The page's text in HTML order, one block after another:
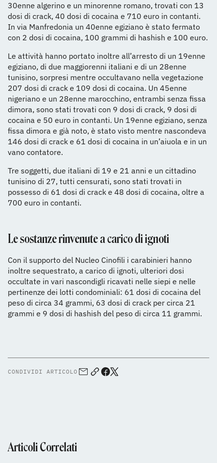
30enne algerino e un minorenne romano, trovati con 13
dosi di crack, 40 dosi di cocaina e 710 euro in contanti.
In via Manfredonia un 40enne egiziano è stato fermato
con 2 dosi di cocaina, 100 grammi di hashish e 100 euro.
Le attività hanno portato inoltre all’arresto di un 19enne
egiziano, di due maggiorenni italiani e di un 28enne
tunisino, sorpresi mentre occultavano nella vegetazione
207 dosi di crack e 109 dosi di cocaina. Un 45enne
nigeriano e un 28enne marocchino, entrambi senza fissa
dimora, sono stati trovati con 9 dosi di crack, 9 dosi di
cocaina e 50 euro in contanti. Un 19enne egiziano, senza
fissa dimora e già noto, è stato visto mentre nascondeva
146 dosi di crack e 61 dosi di cocaina in un’aiuola e in un
vano contatore.
Tre soggetti, due italiani di 19 e 21 anni e un cittadino
tunisino di 27, tutti censurati, sono stati trovati in
possesso di 61 dosi di crack e 48 dosi di cocaina, oltre a
700 euro in contanti.
Le sostanze rinvenute a carico di ignoti
Con il supporto del Nucleo Cinofili i carabinieri hanno
inoltre sequestrato, a carico di ignoti, ulteriori dosi
occultate in vari nascondigli ricavati nelle siepi e nelle
pertinenze dei lotti condominiali: 61 dosi di cocaina del
peso di circa 34 grammi, 63 dosi di crack per circa 21
grammi e 9 dosi di hashish del peso di circa 11 grammi.
CONDIVIDI ARTICOLO
Articoli Correlati